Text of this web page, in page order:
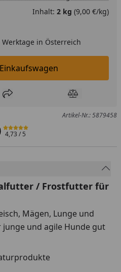
Inhalt: 2 kg (9,00 €/kg)
in Österreich
In den Einkaufswagen legen
hinzufügen
Teilen Produkt
Artikel-Nr.: 5879458
4,73/ 5
/ Frostfutter für
Mägen, Lunge und
junge und agile Hunde gut